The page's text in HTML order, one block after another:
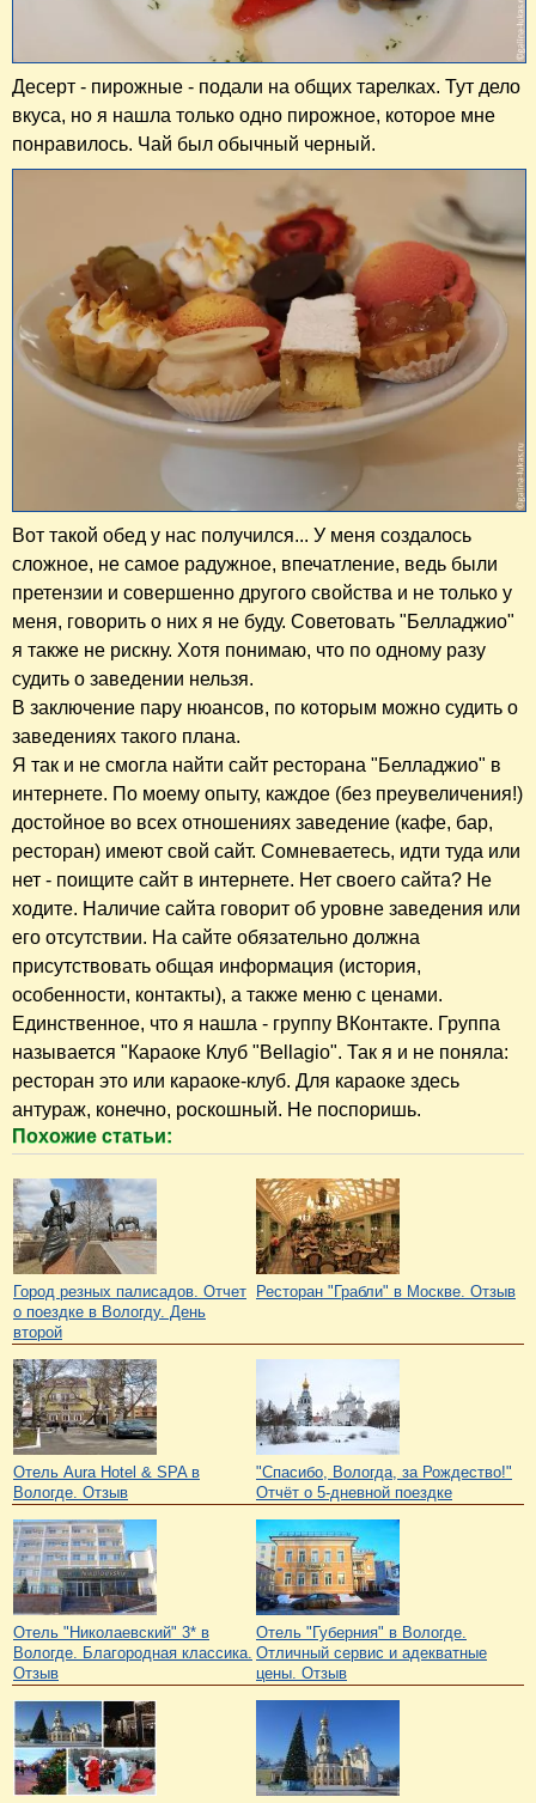
Десерт - пирожные - подали на общих тарелках. Тут дело
вкуса, но я нашла только одно пирожное, которое мне
понравилось. Чай был обычный черный.
Вот такой обед у нас получился... У меня создалось
сложное, не самое радужное, впечатление, ведь были
претензии и совершенно другого свойства и не только у
меня, говорить о них я не буду. Советовать "Белладжио"
я также не рискну. Хотя понимаю, что по одному разу
судить о заведении нельзя.
В заключение пару нюансов, по которым можно судить о
заведениях такого плана.
Я так и не смогла найти сайт ресторана "Белладжио" в
интернете. По моему опыту, каждое (без преувеличения!)
достойное во всех отношениях заведение (кафе, бар,
ресторан) имеют свой сайт. Сомневаетесь, идти туда или
нет - поищите сайт в интернете. Нет своего сайта? Не
ходите. Наличие сайта говорит об уровне заведения или
его отсутствии. На сайте обязательно должна
присутствовать общая информация (история,
особенности, контакты), а также меню с ценами.
Единственное, что я нашла - группу ВКонтакте. Группа
называется "Караоке Клуб "Bellagio". Так я и не поняла:
ресторан это или караоке-клуб. Для караоке здесь
антураж, конечно, роскошный. Не поспоришь.
Похожие статьи:
Город резных палисадов. Отчет
о поездке в Вологду. День
второй
Ресторан "Грабли" в Москве. Отзыв
Отель Aura Hotel & SPA в
Вологде. Отзыв
"Спасибо, Вологда, за Рождество!"
Отчёт о 5-дневной поездке
Отель "Николаевский" 3* в
Вологде. Благородная классика.
Отзыв
Отель "Губерния" в Вологде.
Отличный сервис и адекватные
цены. Отзыв